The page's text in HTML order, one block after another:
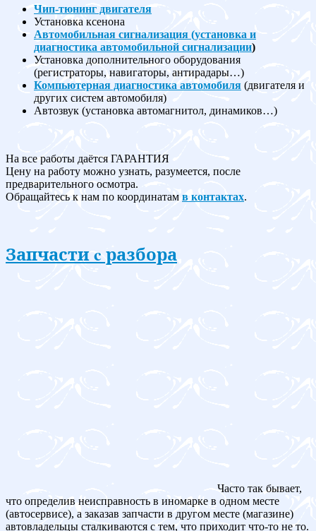
Чип-тюнинг двигателя
Установка ксенона
Автомобильная сигнализация (установка и
диагностика автомобильной сигнализации)
Установка дополнительного оборудования
(регистраторы, навигаторы, антирадары…)
Компьютерная диагностика автомобиля (двигателя и
других систем автомобиля)
Автозвук (установка автомагнитол, динамиков…)
На все работы даётся ГАРАНТИЯ
Цену на работу можно узнать, разумеется, после
предварительного осмотра.
Обращайтесь к нам по координатам в контактах.
Запчасти c разбора
Часто так бывает,
что определив неисправность в иномарке в одном месте
(автосервисе), а заказав запчасти в другом месте (магазине)
автовладельцы сталкиваются с тем, что приходит что-то не то.